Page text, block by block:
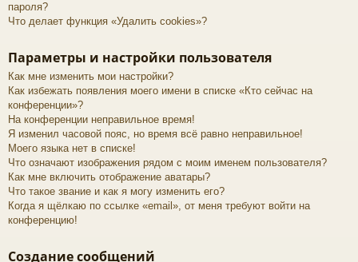
пароля?
Что делает функция «Удалить cookies»?
Параметры и настройки пользователя
Как мне изменить мои настройки?
Как избежать появления моего имени в списке «Кто сейчас на
конференции»?
На конференции неправильное время!
Я изменил часовой пояс, но время всё равно неправильное!
Моего языка нет в списке!
Что означают изображения рядом с моим именем пользователя?
Как мне включить отображение аватары?
Что такое звание и как я могу изменить его?
Когда я щёлкаю по ссылке «email», от меня требуют войти на
конференцию!
Создание сообщений